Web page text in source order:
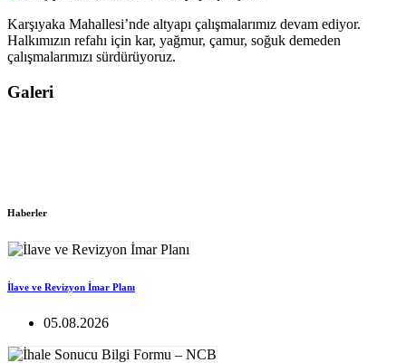
Karşıyaka Mahallesi’nde altyapı çalışmalarımız devam ediyor.
Halkımızın refahı için kar, yağmur, çamur, soğuk demeden
çalışmalarımızı sürdürüyoruz.
Galeri
Haberler
İlave ve Revizyon İmar Planı
05.08.2026